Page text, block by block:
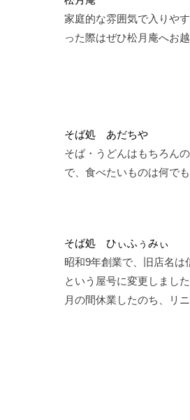
家庭的な雰囲気で入りや
った際はぜひ松月庵へお
そば処 あだちや
そば・うどんはもちろん
で、食べたいものは何で
そば処 ひぃふぅみぃ
昭和9年創業で、旧店名は
という屋号に変更しまし
月の間休業したのち、リ